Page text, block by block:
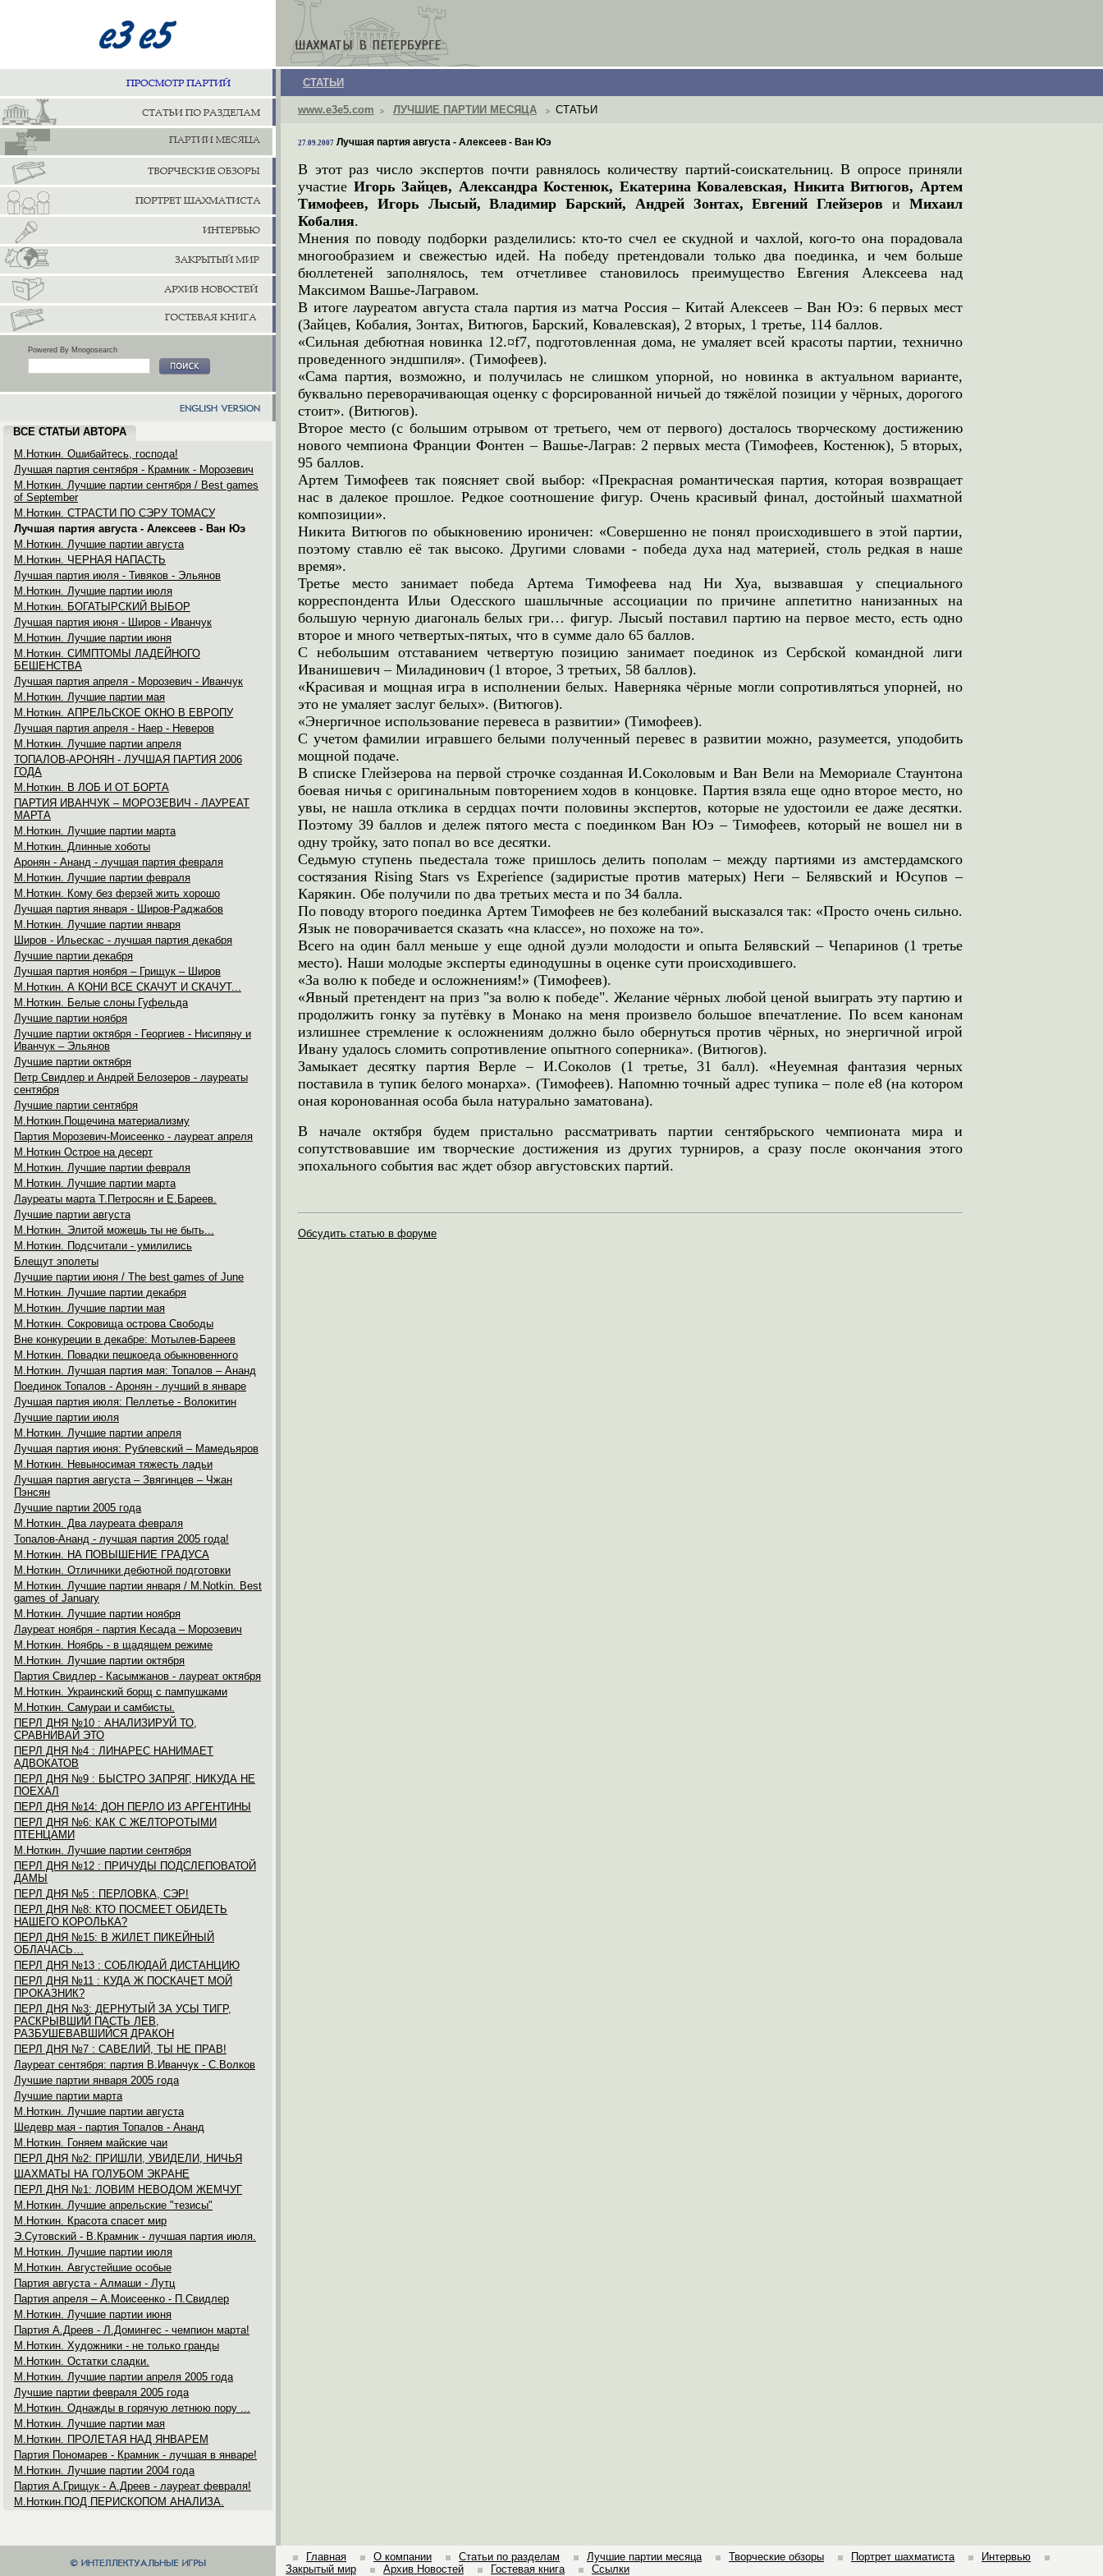
Powered By Mnogosearch
ВСЕ СТАТЬИ АВТОРА
М.Ноткин. Ошибайтесь, господа!
Лучшая партия сентября - Крамник - Морозевич
М.Ноткин. Лучшие партии сентября / Best games
of September
М.Ноткин. СТРАСТИ ПО СЭРУ ТОМАСУ
Лучшая партия августа - Алексеев - Ван Юэ
М.Ноткин. Лучшие партии августа
М.Ноткин. ЧЕРНАЯ НАПАСТЬ
Лучшая партия июля - Тивяков - Эльянов
М.Ноткин. Лучшие партии июля
М.Ноткин. БОГАТЫРСКИЙ ВЫБОР
Лучшая партия июня - Широв - Иванчук
М.Ноткин. Лучшие партии июня
М.Ноткин. СИМПТОМЫ ЛАДЕЙНОГО
БЕШЕНСТВА
Лучшая партия апреля - Морозевич - Иванчук
М.Ноткин. Лучшие партии мая
М.Ноткин. АПРЕЛЬСКОЕ ОКНО В ЕВРОПУ
Лучшая партия апреля - Наер - Неверов
М.Ноткин. Лучшие партии апреля
ТОПАЛОВ-АРОНЯН - ЛУЧШАЯ ПАРТИЯ 2006
ГОДА
М.Ноткин. В ЛОБ И ОТ БОРТА
ПАРТИЯ ИВАНЧУК – МОРОЗЕВИЧ - ЛАУРЕАТ
МАРТА
М.Ноткин. Лучшие партии марта
М.Ноткин. Длинные хоботы
Аронян - Ананд - лучшая партия февраля
М.Ноткин. Лучшие партии февраля
М.Ноткин. Кому без ферзей жить хорошо
Лучшая партия января - Широв-Раджабов
М.Ноткин. Лучшие партии января
Широв - Ильескас - лучшая партия декабря
Лучшие партии декабря
Лучшая партия ноября – Грищук – Широв
М.Ноткин. А КОНИ ВСЕ СКАЧУТ И СКАЧУТ...
М.Ноткин. Белые слоны Гуфельда
Лучшие партии ноября
Лучшие партии октября - Георгиев - Нисипяну и
Иванчук – Эльянов
Лучшие партии октября
Петр Свидлер и Андрей Белозеров - лауреаты
сентября
Лучшие партии сентября
М.Ноткин.Пощечина материализму
Партия Морозевич-Моисеенко - лауреат апреля
М.Ноткин Острое на десерт
М.Ноткин. Лучшие партии февраля
М.Ноткин. Лучшие партии марта
Лауреаты марта Т.Петросян и Е.Бареев.
Лучшие партии августа
М.Ноткин. Элитой можешь ты не быть...
М.Ноткин. Подсчитали - умилились
Блещут эполеты
Лучшие партии июня / The best games of June
М.Ноткин. Лучшие партии декабря
М.Ноткин. Лучшие партии мая
М.Ноткин. Сокровища острова Свободы
Вне конкуреции в декабре: Мотылев-Бареев
М.Ноткин. Повадки пешкоеда обыкновенного
М.Ноткин. Лучшая партия мая: Топалов – Ананд
Поединок Топалов - Аронян - лучший в январе
Лучшая партия июля: Пеллетье - Волокитин
Лучшие партии июля
М.Ноткин. Лучшие партии апреля
Лучшая партия июня: Рублевский – Мамедьяров
М.Ноткин. Невыносимая тяжесть ладьи
Лучшая партия августа – Звягинцев – Чжан
Пэнсян
Лучшие партии 2005 года
М.Ноткин. Два лауреата февраля
Топалов-Ананд - лучшая партия 2005 года!
М.Ноткин. НА ПОВЫШЕНИЕ ГРАДУСА
М.Ноткин. Отличники дебютной подготовки
М.Ноткин. Лучшие партии января / M.Notkin. Best
games of January
М.Ноткин. Лучшие партии ноября
Лауреат ноября - партия Кесада – Морозевич
М.Ноткин. Ноябрь - в щадящем режиме
М.Ноткин. Лучшие партии октября
Партия Свидлер - Касымжанов - лауреат октября
М.Ноткин. Украинский борщ с пампушками
М.Ноткин. Самураи и самбисты.
ПЕРЛ ДНЯ №10 : АНАЛИЗИРУЙ ТО,
СРАВНИВАЙ ЭТО
ПЕРЛ ДНЯ №4 : ЛИНАРЕС НАНИМАЕТ
АДВОКАТОВ
ПЕРЛ ДНЯ №9 : БЫСТРО ЗАПРЯГ, НИКУДА НЕ
ПОЕХАЛ
ПЕРЛ ДНЯ №14: ДОН ПЕРЛО ИЗ АРГЕНТИНЫ
ПЕРЛ ДНЯ №6: КАК С ЖЕЛТОРОТЫМИ
ПТЕНЦАМИ
М.Ноткин. Лучшие партии сентября
ПЕРЛ ДНЯ №12 : ПРИЧУДЫ ПОДСЛЕПОВАТОЙ
ДАМЫ
ПЕРЛ ДНЯ №5 : ПЕРЛОВКА, СЭР!
ПЕРЛ ДНЯ №8: КТО ПОСМЕЕТ ОБИДЕТЬ
НАШЕГО КОРОЛЬКА?
ПЕРЛ ДНЯ №15: В ЖИЛЕТ ПИКЕЙНЫЙ
ОБЛАЧАСЬ…
ПЕРЛ ДНЯ №13 : СОБЛЮДАЙ ДИСТАНЦИЮ
ПЕРЛ ДНЯ №11 : КУДА Ж ПОСКАЧЕТ МОЙ
ПРОКАЗНИК?
ПЕРЛ ДНЯ №3: ДЕРНУТЫЙ ЗА УСЫ ТИГР,
РАСКРЫВШИЙ ПАСТЬ ЛЕВ,
РАЗБУШЕВАВШИЙСЯ ДРАКОН
ПЕРЛ ДНЯ №7 : САВЕЛИЙ, ТЫ НЕ ПРАВ!
Лауреат сентября: партия В.Иванчук - С.Волков
Лучшие партии января 2005 года
Лучшие партии марта
М.Ноткин. Лучшие партии августа
Шедевр мая - партия Топалов - Ананд
М.Ноткин. Гоняем майские чаи
ПЕРЛ ДНЯ №2: ПРИШЛИ, УВИДЕЛИ, НИЧЬЯ
ШАХМАТЫ НА ГОЛУБОМ ЭКРАНЕ
ПЕРЛ ДНЯ №1: ЛОВИМ НЕВОДОМ ЖЕМЧУГ
М.Ноткин. Лучшие апрельские "тезисы"
М.Ноткин. Красота спасет мир
Э.Сутовский - В.Крамник - лучшая партия июля.
М.Ноткин. Лучшие партии июля
М.Ноткин. Августейшие особыe
Партия августа - Алмаши - Лутц
Партия апреля – А.Моисеенко - П.Свидлер
М.Ноткин. Лучшие партии июня
Партия А.Дреев - Л.Домингес - чемпион марта!
М.Ноткин. Художники - не только гранды
М.Ноткин. Остатки сладки.
М.Ноткин. Лучшие партии апреля 2005 года
Лучшие партии февраля 2005 года
М.Ноткин. Однажды в горячую летнюю пору ...
М.Ноткин. Лучшие партии мая
М.Ноткин. ПРОЛЕТАЯ НАД ЯНВАРЕМ
Партия Пономарев - Крамник - лучшая в январе!
М.Ноткин. Лучшие партии 2004 года
Партия А.Грищук - А.Дреев - лауреат февраля!
М.Ноткин.ПОД ПЕРИСКОПОМ АНАЛИЗА.
СТАТЬИ
www.e3e5.com ЛУЧШИЕ ПАРТИИ МЕСЯЦА СТАТЬИ
27.09.2007 Лучшая партия августа - Алексеев - Ван Юэ
В этот раз число экспертов почти равнялось количеству партий-соискательниц. В опросе приняли
участие Игорь Зайцев, Александра Костенюк, Екатерина Ковалевская, Никита Витюгов, Артем
Тимофеев, Игорь Лысый, Владимир Барский, Андрей Зонтах, Евгений Глейзеров и Михаил
Кобалия.
Мнения по поводу подборки разделились: кто-то счел ее скудной и чахлой, кого-то она порадовала
многообразием и свежестью идей. На победу претендовали только два поединка, и чем больше
бюллетеней заполнялось, тем отчетливее становилось преимущество Евгения Алексеева над
Максимом Вашье-Лагравом.
В итоге лауреатом августа стала партия из матча Россия – Китай Алексеев – Ван Юэ: 6 первых мест
(Зайцев, Кобалия, Зонтах, Витюгов, Барский, Ковалевская), 2 вторых, 1 третье, 114 баллов.
«Сильная дебютная новинка 12.¤f7, подготовленная дома, не умаляет всей красоты партии, технично
проведенного эндшпиля». (Тимофеев).
«Сама партия, возможно, и получилась не слишком упорной, но новинка в актуальном варианте,
буквально переворачивающая оценку с форсированной ничьей до тяжёлой позиции у чёрных, дорогого
стоит». (Витюгов).
Второе место (с большим отрывом от третьего, чем от первого) досталось творческому достижению
нового чемпиона Франции Фонтен – Вашье-Лаграв: 2 первых места (Тимофеев, Костенюк), 5 вторых,
95 баллов.
Артем Тимофеев так поясняет свой выбор: «Прекрасная романтическая партия, которая возвращает
нас в далекое прошлое. Редкое соотношение фигур. Очень красивый финал, достойный шахматной
композиции».
Никита Витюгов по обыкновению ироничен: «Совершенно не понял происходившего в этой партии,
поэтому ставлю её так высоко. Другими словами - победа духа над материей, столь редкая в наше
время».
Третье место занимает победа Артема Тимофеева над Ни Хуа, вызвавшая у специального
корреспондента Ильи Одесского шашлычные ассоциации по причине аппетитно нанизанных на
большую черную диагональ белых гри… фигур. Лысый поставил партию на первое место, есть одно
второе и много четвертых-пятых, что в сумме дало 65 баллов.
С небольшим отставанием четвертую позицию занимает поединок из Сербской командной лиги
Иванишевич – Миладинович (1 второе, 3 третьих, 58 баллов).
«Красивая и мощная игра в исполнении белых. Наверняка чёрные могли сопротивляться упорней, но
это не умаляет заслуг белых». (Витюгов).
«Энергичное использование перевеса в развитии» (Тимофеев).
С учетом фамилии игравшего белыми полученный перевес в развитии можно, разумеется, уподобить
мощной подаче.
В списке Глейзерова на первой строчке созданная И.Соколовым и Ван Вели на Мемориале Стаунтона
боевая ничья с оригинальным повторением ходов в концовке. Партия взяла еще одно второе место, но
увы, не нашла отклика в сердцах почти половины экспертов, которые не удостоили ее даже десятки.
Поэтому 39 баллов и дележ пятого места с поединком Ван Юэ – Тимофеев, который не вошел ни в
одну тройку, зато попал во все десятки.
Седьмую ступень пьедестала тоже пришлось делить пополам – между партиями из амстердамского
состязания Rising Stars vs Experience (задиристые против матерых) Неги – Белявский и Юсупов –
Карякин. Обе получили по два третьих места и по 34 балла.
По поводу второго поединка Артем Тимофеев не без колебаний высказался так: «Просто очень сильно.
Язык не поворачивается сказать «на классе», но похоже на то».
Всего на один балл меньше у еще одной дуэли молодости и опыта Белявский – Чепаринов (1 третье
место). Наши молодые эксперты единодушны в оценке сути происходившего.
«За волю к победе и осложнениям!» (Тимофеев).
«Явный претендент на приз "за волю к победе". Желание чёрных любой ценой выиграть эту партию и
продолжить гонку за путёвку в Монако на меня произвело большое впечатление. По всем канонам
излишнее стремление к осложнениям должно было обернуться против чёрных, но энергичной игрой
Ивану удалось сломить сопротивление опытного соперника». (Витюгов).
Замыкает десятку партия Верле – И.Соколов (1 третье, 31 балл). «Неуемная фантазия черных
поставила в тупик белого монарха». (Тимофеев). Напомню точный адрес тупика – поле е8 (на котором
оная коронованная особа была натурально заматована).
В начале октября будем пристально рассматривать партии сентябрьского чемпионата мира и
сопутствовавшие им творческие достижения из других турниров, а сразу после окончания этого
эпохального события вас ждет обзор августовских партий.
Обсудить статью в форуме
Главная О компании Статьи по разделам Лучшие партии месяца Творческие обзоры Портрет шахматиста
Интервью
Закрытый мир
Архив Новостей Гостевая книга Ссылки